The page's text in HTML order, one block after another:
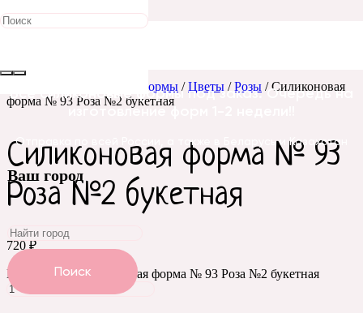
Все силиконовые формы под заказ. Очередь на
изготовление форм 1-2 недели!!
Отправка по всей России, а также в Беларусь и Казахстан
Ваш город
Поиск
Силиконовые формы /Цветы /Розы / Силиконовая
форма № 93 Роза №2 букетная
Силиконовая форма № 93
Роза №2 букетная
720 ₽
Количество Силиконовая форма № 93 Роза №2 букетная